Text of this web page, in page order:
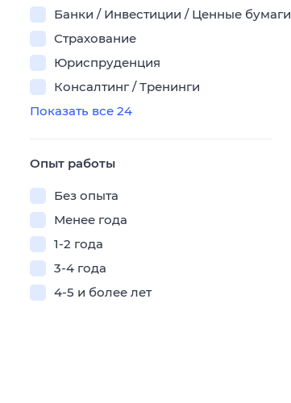
Банки / Инвестиции / Ценные бумаги
Страхование
Юриспруденция
Консалтинг / Тренинги
Показать все 24
Опыт работы
Без опыта
Менее года
1-2 года
3-4 года
4-5 и более лет